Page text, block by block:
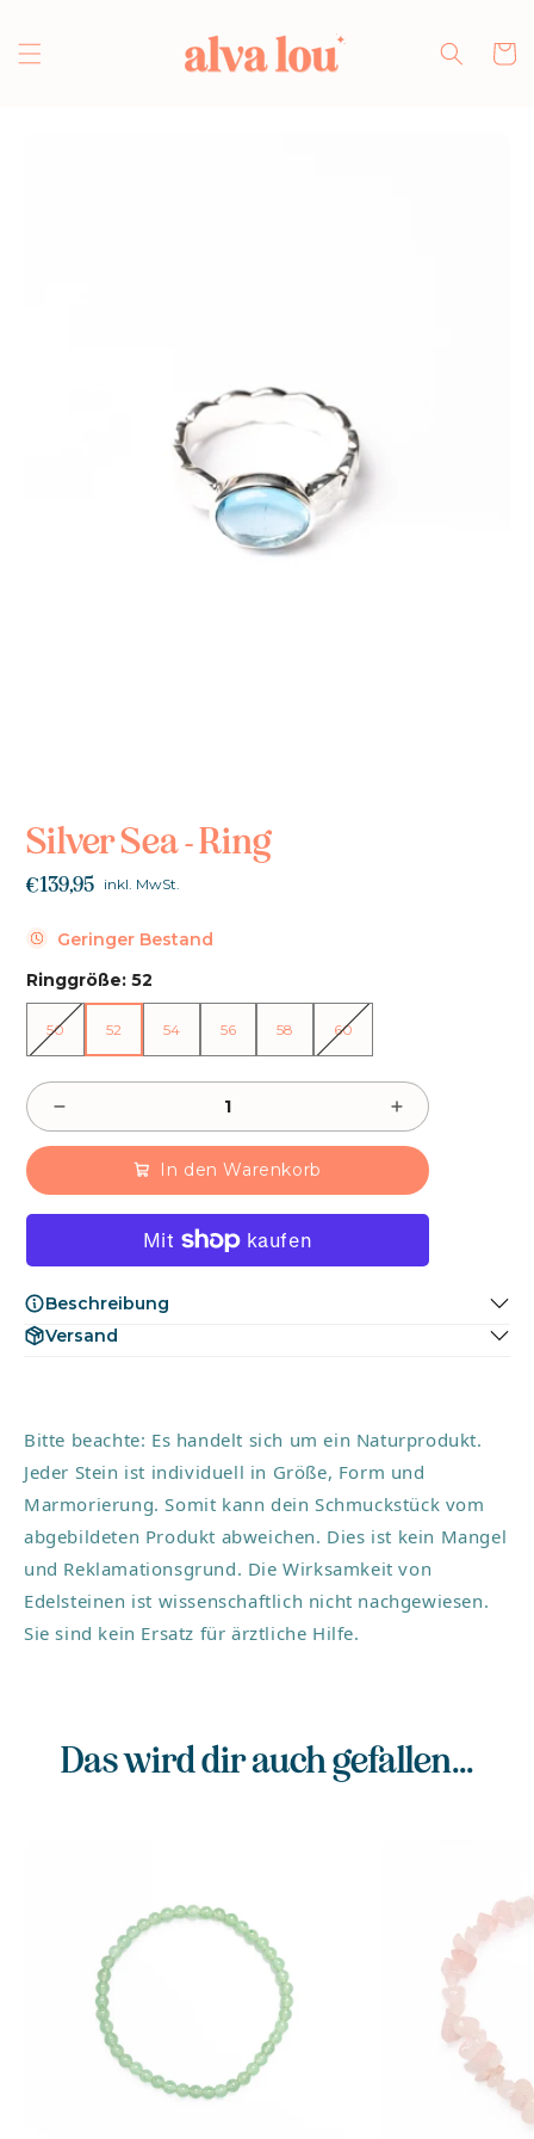
Inhalt
Silver Sea - Ring
€139,95 inkl. MwSt.
Geringer Bestand
Ringgröße: 52
50 52 54 56 58 60
In den Warenkorb
Beschreibung
Auf emotionaler Ebene wird dem blauen Topas
Angstzuständen und emotionalen Belastungen wirkt der
blaue Topas positiv unterstützt.
Unterstützt bei emotionalen Belastungen
Größe des Steins: 7 mm x 6 mm
Verpackung: alva lou Schachtel
Versand
Bitte beachte: Es handelt sich um ein Naturprodukt.
Jeder Stein ist individuell in Größe, Form und
Marmorierung. Somit kann dein Schmuckstück vom
abgebildeten Produkt abweichen. Dies ist kein Mangel
und Reklamationsgrund. Die Wirksamkeit von
Edelsteinen ist wissenschaftlich nicht nachgewiesen.
Sie sind kein Ersatz für ärztliche Hilfe.
Das wird dir auch gefallen...